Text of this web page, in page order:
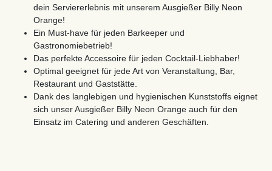
dein Serviererlebnis mit unserem Ausgießer Billy Neon
Orange!
Ein Must-have für jeden Barkeeper und
Gastronomiebetrieb!
Das perfekte Accessoire für jeden Cocktail-Liebhaber!
Optimal geeignet für jede Art von Veranstaltung, Bar,
Restaurant und Gaststätte.
Dank des langlebigen und hygienischen Kunststoffs eignet
sich unser Ausgießer Billy Neon Orange auch für den
Einsatz im Catering und anderen Geschäften.